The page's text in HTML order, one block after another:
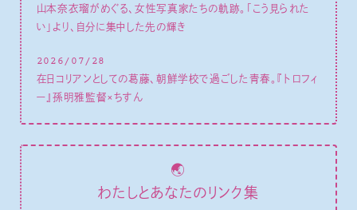
山本奈衣瑠がめぐる、女性写真家たちの軌跡。「こう見られた
い」より、自分に集中した先の輝き
2026/07/28
在日コリアンとしての葛藤、朝鮮学校で過ごした青春。『トロフィ
ー』孫明雅監督×ちすん
🌏
わたしとあなたのリンク集